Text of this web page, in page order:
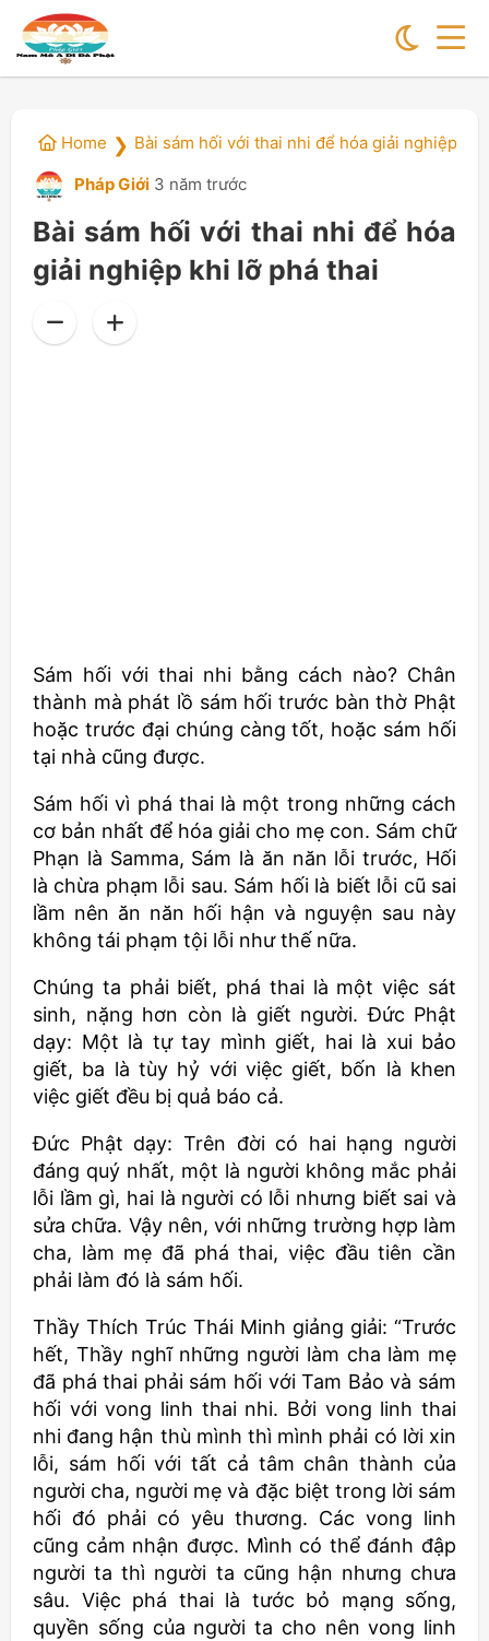
Home ❯ Bài sám hối với thai nhi để hóa giải nghiệp
Pháp Giới 3 năm trước
Bài sám hối với thai nhi để hóa
giải nghiệp khi lỡ phá thai
Sám hối với thai nhi bằng cách nào? Chân
thành mà phát lồ sám hối trước bàn thờ Phật
hoặc trước đại chúng càng tốt, hoặc sám hối
tại nhà cũng được.
Sám hối vì phá thai là một trong những cách
cơ bản nhất để hóa giải cho mẹ con. Sám chữ
Phạn là Samma, Sám là ăn năn lỗi trước, Hối
là chừa phạm lỗi sau. Sám hối là biết lỗi cũ sai
lầm nên ăn năn hối hận và nguyện sau này
không tái phạm tội lỗi như thế nữa.
Chúng ta phải biết, phá thai là một việc sát
sinh, nặng hơn còn là giết người. Đức Phật
dạy: Một là tự tay mình giết, hai là xui bảo
giết, ba là tùy hỷ với việc giết, bốn là khen
việc giết đều bị quả báo cả.
Đức Phật dạy: Trên đời có hai hạng người
đáng quý nhất, một là người không mắc phải
lỗi lầm gì, hai là người có lỗi nhưng biết sai và
sửa chữa. Vậy nên, với những trường hợp làm
cha, làm mẹ đã phá thai, việc đầu tiên cần
phải làm đó là sám hối.
Thầy Thích Trúc Thái Minh giảng giải: “Trước
hết, Thầy nghĩ những người làm cha làm mẹ
đã phá thai phải sám hối với Tam Bảo và sám
hối với vong linh thai nhi. Bởi vong linh thai
nhi đang hận thù mình thì mình phải có lời xin
lỗi, sám hối với tất cả tâm chân thành của
người cha, người mẹ và đặc biệt trong lời sám
hối đó phải có yêu thương. Các vong linh
cũng cảm nhận được. Mình có thể đánh đập
người ta thì người ta cũng hận nhưng chưa
sâu. Việc phá thai là tước bỏ mạng sống,
quyền sống của người ta cho nên vong linh